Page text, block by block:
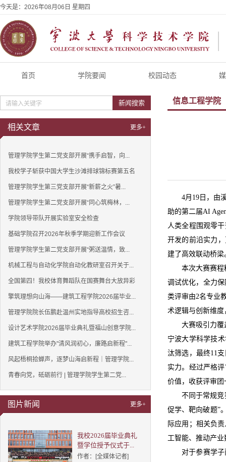
今天是： 2026年08月06日 星期四
首页 学院要闻 校园动态
新闻搜索
相关文章 更多+
管理学院学生第二党支部开展“携手启智，向...
我校学子斩获中国大学生沙滩排球锦标赛第五名
管理学院学生第三党支部开展“新薪之火”暑...
管理学院学生第二党支部开展“同心筑梅林，...
学院领导带队开展实验室安全检查
基础学院召开2026年秋季学期迎新工作会议
管理学院学生第二党支部开展“粥送温情，致...
机械工程与自动化学院自动化教研室召开关于...
全国第四！我校体育舞蹈队在国赛舞台大放异彩
擎筑理想向山海——建筑工程学院2026届毕业...
管理学院院长伍鹏赴温州实地指导高校招生咨...
设计艺术学院2026届毕业典礼暨福山创意学院...
建筑工程学院举办"清风润初心，廉路启新程"...
风起梧桐拾蝉声，逐梦山海启新程｜管理学院...
青春向党，砥砺前行 | 管理学院学生第二党...
图片新闻 更多+
我校2026届毕业典礼
暨学位授予仪式于...
作者：[全媒体记者]
信息工程学院
4月19日，由
助的第二届AI
人类全程围观零
开发的前沿实力
建了高效联动桥梁
本次大赛赛程
调试优化，全力
类评审由2名专业
术逻辑与创新维
大赛吸引力
宁波大学科学技
汰筛选，最终11
实力。经过严格
价值，收获评审团
不同于常规
促学、靶向破题”
际应用；相关负
工智能、推动产
对于参赛学